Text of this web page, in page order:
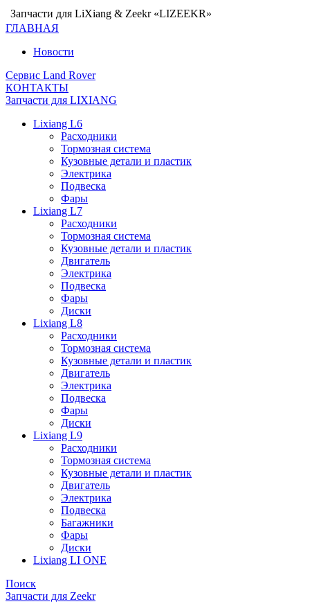
Запчасти для LiXiang & Zeekr «LIZEEKR»
ГЛАВНАЯ
Новости
Сервис Land Rover
КОНТАКТЫ
Запчасти для LIXIANG
Lixiang L6
Расходники
Тормозная система
Кузовные детали и пластик
Электрика
Подвеска
Фары
Lixiang L7
Расходники
Тормозная система
Кузовные детали и пластик
Двигатель
Электрика
Подвеска
Фары
Диски
Lixiang L8
Расходники
Тормозная система
Кузовные детали и пластик
Двигатель
Электрика
Подвеска
Фары
Диски
Lixiang L9
Расходники
Тормозная система
Кузовные детали и пластик
Двигатель
Электрика
Подвеска
Багажники
Фары
Диски
Lixiang LI ONE
Поиск
Запчасти для Zeekr